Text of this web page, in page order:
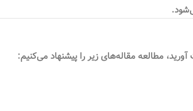
مطالعه مقاله‌های زیر را پیشنهاد می‌کنیم: